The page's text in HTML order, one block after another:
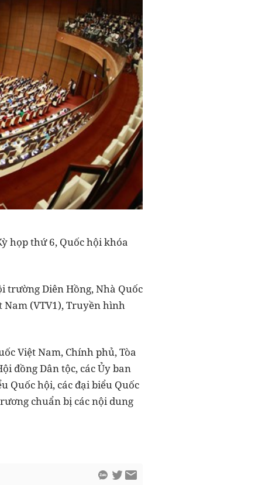
họp thứ 6, Quốc hội khóa
trường Diên Hồng, Nhà Quốc
Nam (VTV1), Truyền hình
Việt Nam, Chính phủ, Tòa
đồng Dân tộc, các Ủy ban
Quốc hội, các đại biểu Quốc
chuẩn bị các nội dung